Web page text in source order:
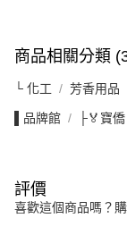
商品相關分類
└ 化工 芳香用品
▌品牌館 ├🏅寶僑
評價
喜歡這個商品嗎？